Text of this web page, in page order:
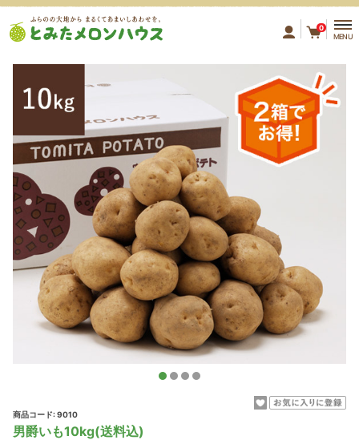
ふらのの大地から まるくて
0
MENU
商品コード: 9010
男爵いも10kg(送料込)